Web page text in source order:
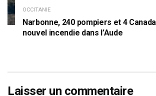
OCCITANIE
Narbonne, 240 pompiers et 4
nouvel incendie dans l’Aude
Laisser un commentaire